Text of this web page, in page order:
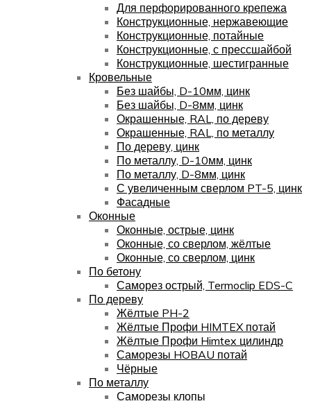
Для перфорированного крепежа
Конструкционные, нержавеющие
Конструкционные, потайные
Конструкционные, с прессшайбой
Конструкционные, шестигранные
Кровельные
Без шайбы, D-10мм, цинк
Без шайбы, D-8мм, цинк
Окрашенные, RAL, по дереву
Окрашенные, RAL, по металлу
По дереву, цинк
По металлу, D-10мм, цинк
По металлу, D-8мм, цинк
С увеличенным сверлом PT-5, цинк
Фасадные
Оконные
Оконные, острые, цинк
Оконные, со сверлом, жёлтые
Оконные, со сверлом, цинк
По бетону
Саморез острый, Termoclip EDS-C
По дереву
Жёлтые PH-2
Жёлтые Профи HIMTEX потай
Жёлтые Профи Himtex цилиндр
Саморезы HOBAU потай
Чёрные
По металлу
Саморезы клопы